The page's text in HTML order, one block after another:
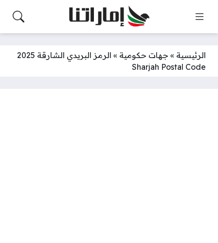
الرئيسية » جهات حكومية »
الرمز البريدي الشارقة 2025
Sharjah Postal Code